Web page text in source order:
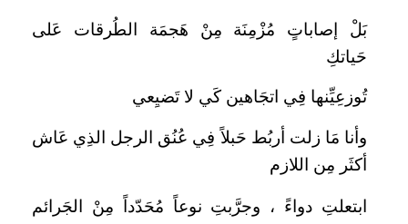
بَلْ إصاباتٍ مُزْمِنَة مِنْ هَجمَة الطُرقات عَلى
حَياتكِ
تُوزعِيِّنها فِي اتجَاهين كَي لا تَضيِعي
وأنا مَا زلت أربُط حَبلاً فِي عُنُق الرجل الذِي عَاش
أكثَر مِن اللازم
ابتعلتِ دواءً ، وجرَّبتِ نوعاً مُحَدّداً مِنْ الجَرائم